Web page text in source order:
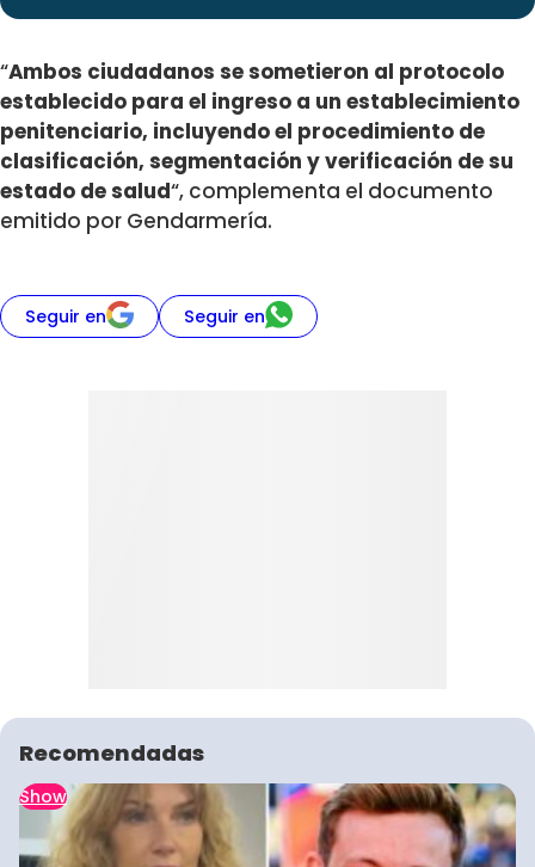
“Ambos ciudadanos se sometieron al protocolo
establecido para el ingreso a un establecimiento
penitenciario, incluyendo el procedimiento de
clasificación, segmentación y verificación de su
estado de salud“, complementa el documento
emitido por Gendarmería.
Seguir en Seguir en
Recomendadas
Show